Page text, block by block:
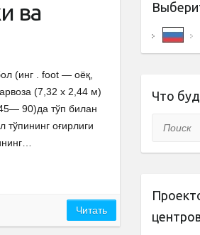
ва
(инг . foot — оёқ,
(7,32 х 2,44 м)
90)да тўп билан
оғирлиги
Читать
Что
Поиск